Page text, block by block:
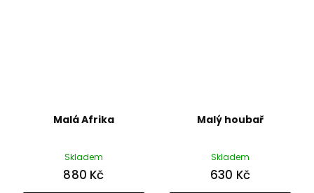
Malá Afrika
Skladem
880 Kč
Malý houbař
Skladem
630 Kč